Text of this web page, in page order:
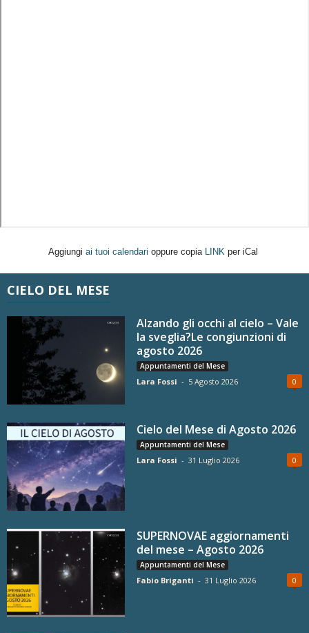
Aggiungi ai tuoi calendari oppure copia LINK per iCal
CIELO DEL MESE
Alzando gli occhi al cielo – Vale
la sveglia?Le congiunzioni di
agosto 2026
Appuntamenti del Mese
Lara Fossi - 5 Agosto 2026 0
Cielo del Mese di Agosto 2026
Appuntamenti del Mese
Lara Fossi - 31 Luglio 2026 0
SUPERNOVAE aggiornamenti
del mese – Agosto 2026
Appuntamenti del Mese
Fabio Briganti - 31 Luglio 2026 0